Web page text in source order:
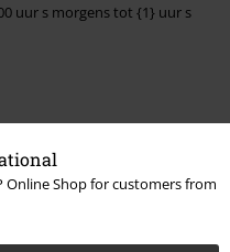
Online Shop for customers from
uur s morgens tot {1} uur s